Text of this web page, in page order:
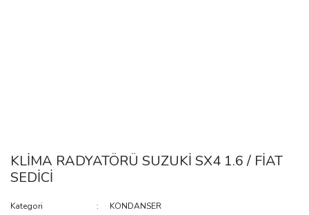
KLİMA RADYATÖRÜ SUZUKİ SX4 1.6 / FİAT
SEDİCİ
Kategori
KONDANSER